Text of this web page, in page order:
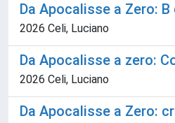
Da Apocalisse a Zero:
2026 Celi, Luciano
Da Apocalisse a zero:
2026 Celi, Luciano
Da Apocalisse a Zero: